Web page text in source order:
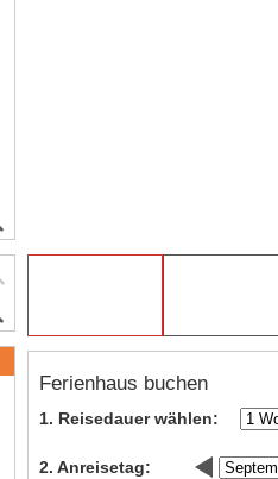
Ferienhaus buchen
1. Reisedauer wählen:
2. Anreisetag: